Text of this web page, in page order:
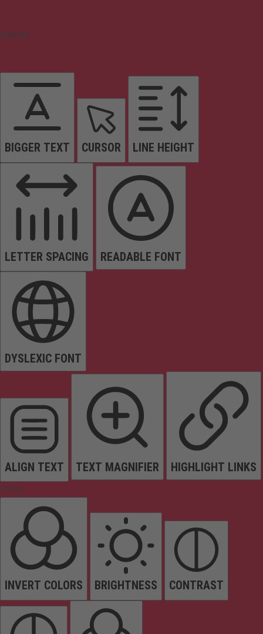
Content
BIGGER TEXT CURSOR LINE HEIGHT
LETTER SPACING READABLE FONT
DYSLEXIC FONT
ALIGN TEXT TEXT MAGNIFIER HIGHLIGHT LINKS
Colors
INVERT COLORS BRIGHTNESS CONTRAST